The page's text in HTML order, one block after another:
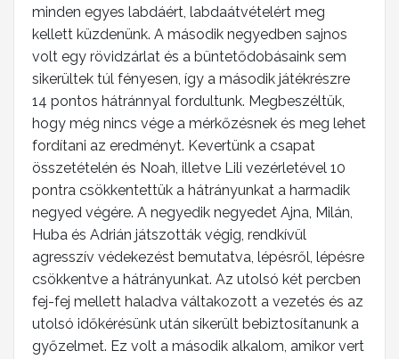
minden egyes labdáért, labdaátvételért meg
kellett küzdenünk. A második negyedben sajnos
volt egy rövidzárlat és a büntetődobásaink sem
sikerültek túl fényesen, így a második játékrészre
14 pontos hátránnyal fordultunk. Megbeszéltük,
hogy még nincs vége a mérkőzésnek és meg lehet
fordítani az eredményt. Kevertünk a csapat
összetételén és Noah, illetve Lili vezérletével 10
pontra csökkentettük a hátrányunkat a harmadik
negyed végére. A negyedik negyedet Ajna, Milán,
Huba és Adrián játszották végig, rendkívül
agresszív védekezést bemutatva, lépésről, lépésre
csökkentve a hátrányunkat. Az utolsó két percben
fej-fej mellett haladva váltakozott a vezetés és az
utolsó időkérésünk után sikerült bebiztosítanunk a
győzelmet. Ez volt a második alkalom, amikor vert